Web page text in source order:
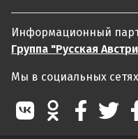
Информационный
Группа "Русская
Мы в социальных